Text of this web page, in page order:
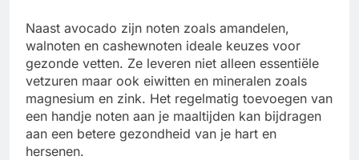
Naast avocado zijn noten zoals amandelen,
walnoten en cashewnoten ideale keuzes voor
gezonde vetten. Ze leveren niet alleen essentiële
vetzuren maar ook eiwitten en mineralen zoals
magnesium en zink. Het regelmatig toevoegen van
een handje noten aan je maaltijden kan bijdragen
aan een betere gezondheid van je hart en
hersenen.